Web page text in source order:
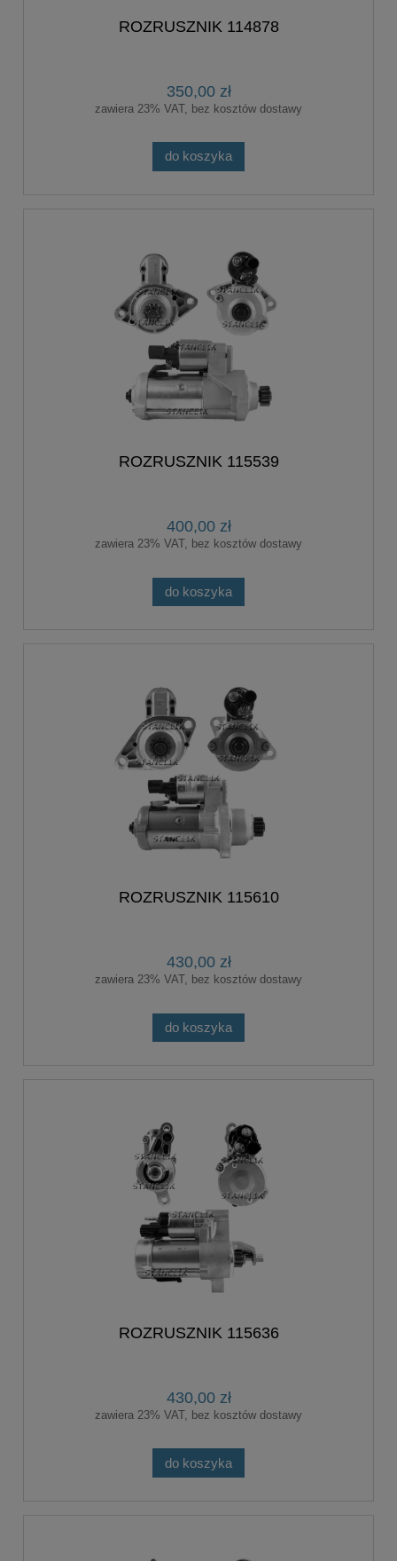
ROZRUSZNIK 114878
350,00 zł
zawiera 23% VAT, bez kosztów dostawy
do koszyka
ROZRUSZNIK 115539
400,00 zł
zawiera 23% VAT, bez kosztów dostawy
do koszyka
ROZRUSZNIK 115610
430,00 zł
zawiera 23% VAT, bez kosztów dostawy
do koszyka
ROZRUSZNIK 115636
430,00 zł
zawiera 23% VAT, bez kosztów dostawy
do koszyka